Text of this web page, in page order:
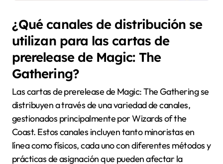
¿Qué canales de distribución se
utilizan para las cartas de
prerelease de Magic: The
Gathering?
Las cartas de prerelease de Magic: The Gathering se
distribuyen a través de una variedad de canales,
gestionados principalmente por Wizards of the
Coast. Estos canales incluyen tanto minoristas en
línea como físicos, cada uno con diferentes métodos y
prácticas de asignación que pueden afectar la